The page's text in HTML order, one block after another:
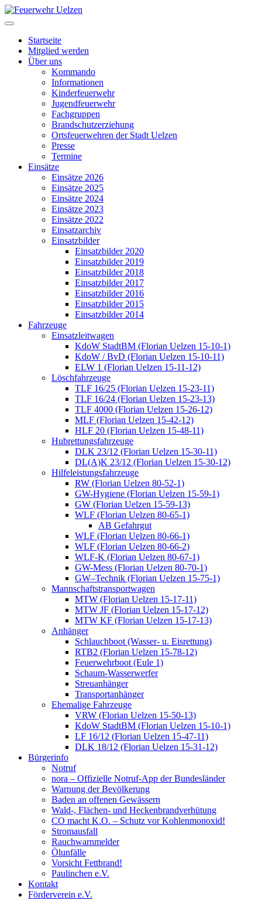
Startseite
Mitglied werden
Über uns
Kommando
Informationen
Kinderfeuerwehr
Jugendfeuerwehr
Fachgruppen
Brandschutzerziehung
Ortsfeuerwehren der Stadt Uelzen
Presse
Termine
Einsätze
Einsätze 2026
Einsätze 2025
Einsätze 2024
Einsätze 2023
Einsätze 2022
Einsatzarchiv
Einsatzbilder
Einsatzbilder 2020
Einsatzbilder 2019
Einsatzbilder 2018
Einsatzbilder 2017
Einsatzbilder 2016
Einsatzbilder 2015
Einsatzbilder 2014
Fahrzeuge
Einsatzleitwagen
KdoW StadtBM (Florian Uelzen 15-10-1)
KdoW / BvD (Florian Uelzen 15-10-11)
ELW 1 (Florian Uelzen 15-11-12)
Löschfahrzeuge
TLF 16/25 (Florian Uelzen 15-23-11)
TLF 16/24 (Florian Uelzen 15-23-13)
TLF 4000 (Florian Uelzen 15-26-12)
MLF (Florian Uelzen 15-42-12)
HLF 20 (Florian Uelzen 15-48-11)
Hubrettungsfahrzeuge
DLK 23/12 (Florian Uelzen 15-30-11)
DL(A)K 23/12 (Florian Uelzen 15-30-12)
Hilfeleistungsfahrzeuge
RW (Florian Uelzen 80-52-1)
GW-Hygiene (Florian Uelzen 15-59-1)
GW (Florian Uelzen 15-59-13)
WLF (Florian Uelzen 80-65-1)
AB Gefahrgut
WLF (Florian Uelzen 80-66-1)
WLF (Florian Uelzen 80-66-2)
WLF-K (Florian Uelzen 80-67-1)
GW-Mess (Florian Uelzen 80-70-1)
GW–Technik (Florian Uelzen 15-75-1)
Mannschaftstransportwagen
MTW (Florian Uelzen 15-17-11)
MTW JF (Florian Uelzen 15-17-12)
MTW KF (Florian Uelzen 15-17-13)
Anhänger
Schlauchboot (Wasser- u. Eisrettung)
RTB2 (Florian Uelzen 15-78-12)
Feuerwehrboot (Eule 1)
Schaum-Wasserwerfer
Streuanhänger
Transportanhänger
Ehemalige Fahrzeuge
VRW (Florian Uelzen 15-50-13)
KdoW StadtBM (Florian Uelzen 15-10-1)
LF 16/12 (Florian Uelzen 15-47-11)
DLK 18/12 (Florian Uelzen 15-31-12)
Bürgerinfo
Notruf
nora – Offizielle Notruf-App der Bundesländer
Warnung der Bevölkerung
Baden an offenen Gewässern
Wald-, Flächen- und Heckenbrandverhütung
CO macht K.O. – Schutz vor Kohlenmonoxid!
Stromausfall
Rauchwarnmelder
Ölunfälle
Vorsicht Fettbrand!
Paulinchen e.V.
Kontakt
Förderverein e.V.